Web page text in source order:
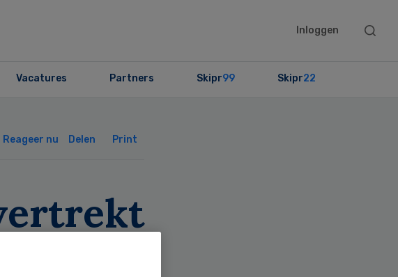
Inloggen
Search
Vacatures Partners Skipr99 Skipr22
Reageer nu Delen Print